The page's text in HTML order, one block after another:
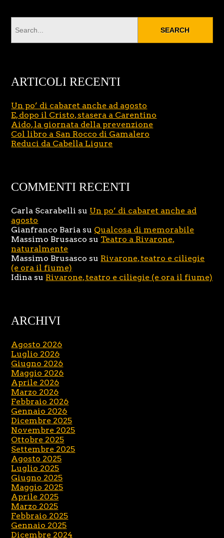
ARTICOLI RECENTI
Un po’ di cabaret anche ad agosto
E, dopo il Cristo, stasera a Carentino
Aido, la giornata della prevenzione
Col libro a San Rocco di Gamalero
Reduci da Cabella Ligure
COMMENTI RECENTI
Carla Scarabelli su Un po’ di cabaret anche ad
agosto
Gianfranco Baria su Qualcosa di memorabile
Massimo Brusasco su Teatro a Rivarone,
naturalmente
Massimo Brusasco su Rivarone, teatro e ciliegie
(e ora il fiume)
Idina su Rivarone, teatro e ciliegie (e ora il fiume)
ARCHIVI
Agosto 2026
Luglio 2026
Giugno 2026
Maggio 2026
Aprile 2026
Marzo 2026
Febbraio 2026
Gennaio 2026
Dicembre 2025
Novembre 2025
Ottobre 2025
Settembre 2025
Agosto 2025
Luglio 2025
Giugno 2025
Maggio 2025
Aprile 2025
Marzo 2025
Febbraio 2025
Gennaio 2025
Dicembre 2024